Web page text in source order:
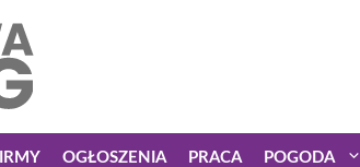
OGŁOSZENIA PRACA POGODA